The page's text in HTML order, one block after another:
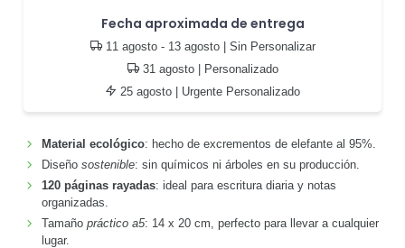
Fecha aproximada de entrega
11 agosto - 13 agosto| Sin Personalizar
31 agosto| Personalizado
25 agosto | Urgente Personalizado
Material ecológico: hecho de excrementos de elefante al 95%.
Diseño sostenible: sin químicos ni árboles en su producción.
120 páginas rayadas: ideal para escritura diaria y notas
organizadas.
Tamaño práctico a5: 14 x 20 cm, perfecto para llevar a cualquier
lugar.